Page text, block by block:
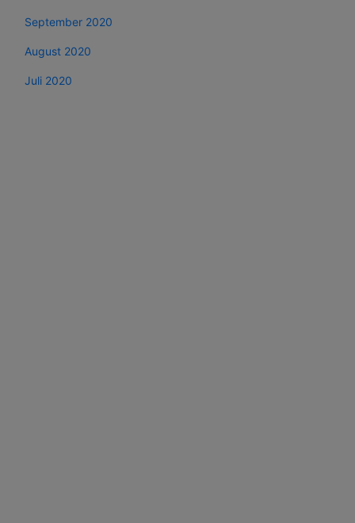
September 2020
August 2020
Juli 2020